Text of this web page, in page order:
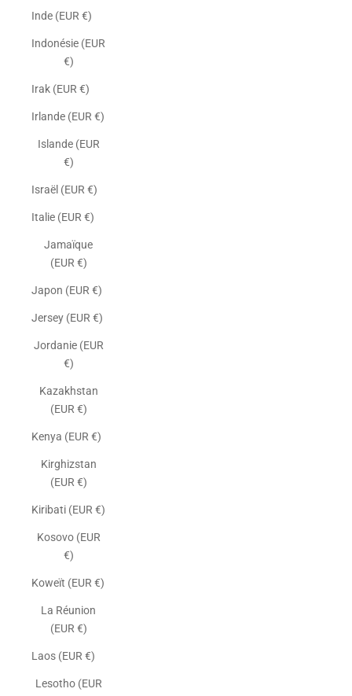
Inde (EUR €)
Indonésie (EUR
€)
Irak (EUR €)
Irlande (EUR €)
Islande (EUR
€)
Israël (EUR €)
Italie (EUR €)
Jamaïque
(EUR €)
Japon (EUR €)
Jersey (EUR €)
Jordanie (EUR
€)
Kazakhstan
(EUR €)
Kenya (EUR €)
Kirghizstan
(EUR €)
Kiribati (EUR €)
Kosovo (EUR
€)
Koweït (EUR €)
La Réunion
(EUR €)
Laos (EUR €)
Lesotho (EUR